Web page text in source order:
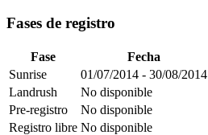
Fases de registro
Fase Fecha
Sunrise
01/07/2014 - 30/08/2014
Landrush
No disponible
Pre-registro
No disponible
Registro libre No disponible